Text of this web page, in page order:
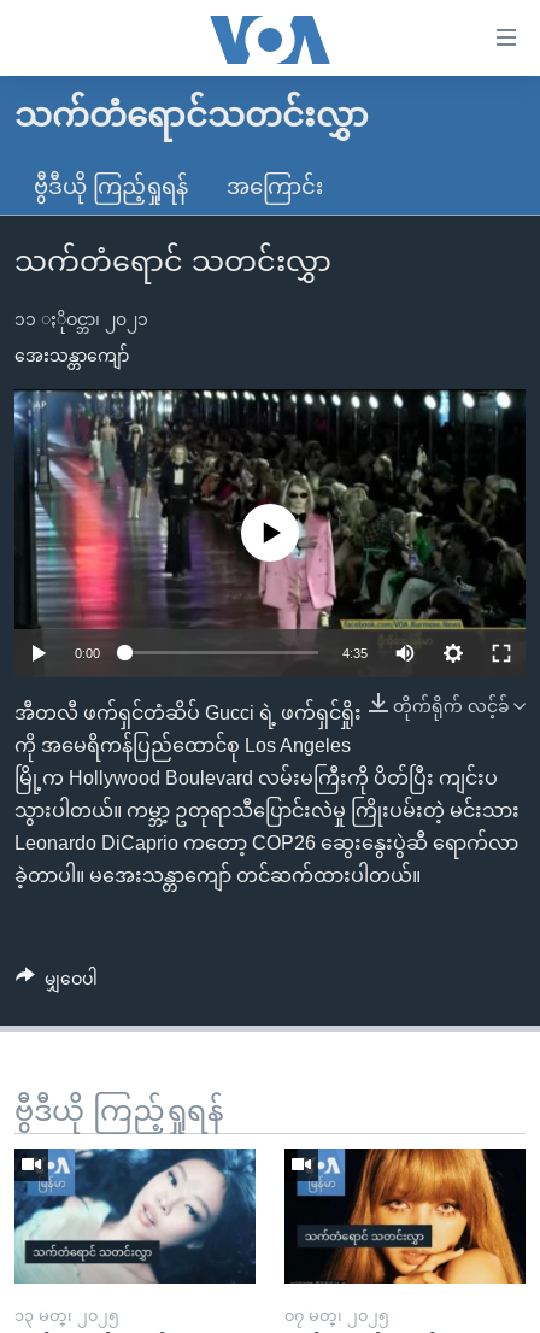
လွယ်ကူ
သည့်
များ
ပင်မ
အကြောင်းအရာ
ကျော်
ကြည့်
ပင်မ
ညွန်း
စာမျက်နှာ
ကြည့်
ရန်
ရှာဖွေ
ရန်
နေရာ
သို့
မူလစာမျက်နှာ
မြန်မာ
ကမ္ဘာ့သတင်းများ
နိုင်ငံတကာ
အစ္စရေး-ပါလက်စတိုင်း
ဗွီဒီယို
ရပ်ဝန်းတခု လမ်းတခု အလွန်
အင်္ဂလိပ်စာလေ့လာမယ်
အမေရိကန်သုံးအီဒီယံ
မကြေးမုံရဲ့ အင်္ဂလိပ်စာ
ရုပ်ရှင်ထဲက အင်္ဂလိပ်စာ
သုတပဒေသာ အင်္ဂလိပ်စာ
အပတ်စဉ်ကဏ္ဍများ
ရေဒီယို
တီဗွီ
ရေဒီယိုနှင့်ရုပ်သံ အချက်အလက်များ
ရေဒီယို/တီဗွီအစီအစဉ်
Learning English
ဗွီအိုအေ လူမှုကွန်ယက်များ
ဘာသာစကားများ
သက်တံရောင်သတင်းလွှာ
ဗွီဒီယို ကြည့်ရှုရန် အကြောင်း
သက်တံရောင် သတင်းလွှာ
၁၁ ႏိုဝင္ဘာ၊ ၂၀၂၁
အေးသန္တာကျော်
No media source currently available
0:00 4:35
တိုက်ရိုက် လင့်ခ်
အီတလီ ဖက်ရှင်တံဆိပ် Gucci ရဲ့ ဖက်ရှင်ရှိုး
ကို အမေရိကန်ပြည်ထောင်စု Los Angeles
မြို့က Hollywood Boulevard လမ်းမကြီးကို ပိတ်ပြီး ကျင်းပ
သွားပါတယ်။ ကမ္ဘာ့ ဥတုရာသီပြောင်းလဲမှု ကြိုးပမ်းတဲ့ မင်းသား
Leonardo DiCaprio ကတော့ COP26 ဆွေးနွေးပွဲဆီ ရောက်လာ
ခဲ့တာပါ။ မအေးသန္တာကျော် တင်ဆက်ထားပါတယ်။
မျှဝေပါ
ဗွီဒီယို ကြည့်ရှုရန်
၁၃ မတ္၊ ၂၀၂၅ ၀၇ မတ္၊ ၂၀၂၅